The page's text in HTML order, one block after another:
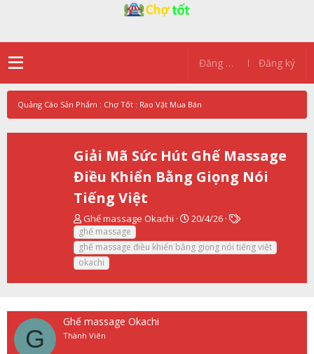
Đăng nhập Đăng ký
Quảng Cáo Sản Phẩm : Chợ Tốt : Rao Vặt Mua Bán
Giải Mã Sức Hút Ghế Massage
Điều Khiển Bằng Giọng Nói
Tiếng Việt
T
h
r
e
a
d
a
r
Ghế massage Okachi
N
à
y
ử
20/4/26
T
k
h
a
ghế massage
ghế massage điều khiển bằng giọng nói tiếng việt
okachi
G
Ghế massage Okachi
Thành Viên